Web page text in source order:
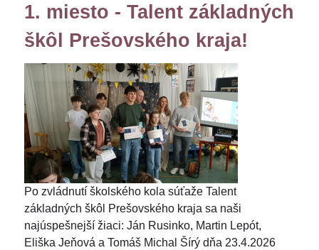
1. miesto - Talent základných
škôl Prešovského kraja!
Po zvládnutí školského kola súťaže Talent
základných škôl Prešovského kraja sa naši
najúspešnejší žiaci: Ján Rusinko, Martin Lepót,
Eliška Jeňová a Tomáš Michal Šírý dňa 23.4.2026